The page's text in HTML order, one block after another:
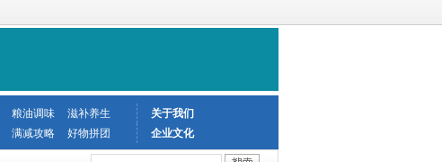
粮油调味 滋补养生
关于我们
满减攻略 好物拼团 企业文化